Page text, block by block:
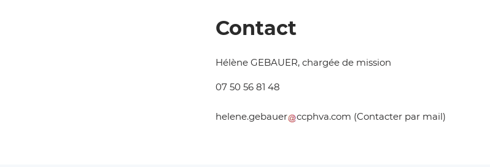
Contact
Hélène GEBAUER, chargée de mission
07 50 56 81 48
helene.gebauer ccphva.com (Contacter par mail)